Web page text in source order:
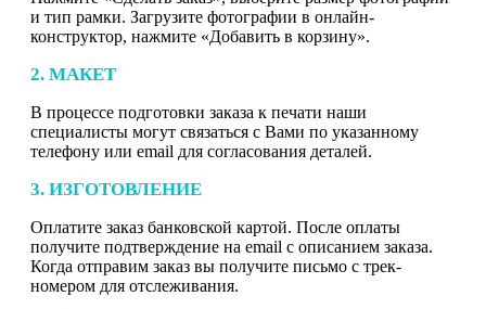
и тип рамки. Загрузите фотографии в онлайн-
конструктор, нажмите «Добавить в корзину».
2. МАКЕТ
В процессе подготовки заказа к печати наши
специалисты могут связаться с Вами по указанному
телефону или email для согласования деталей.
3. ИЗГОТОВЛЕНИЕ
Оплатите заказ банковской картой. После оплаты
получите подтверждение на email с описанием заказа.
Когда отправим заказ вы получите письмо с трек-
номером для отслеживания.